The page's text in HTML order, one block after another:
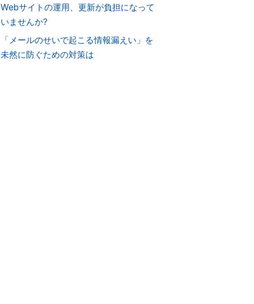
Webサイトの運用、更新が負担になって
いませんか?
「メールのせいで起こる情報漏えい」を
未然に防ぐための対策は